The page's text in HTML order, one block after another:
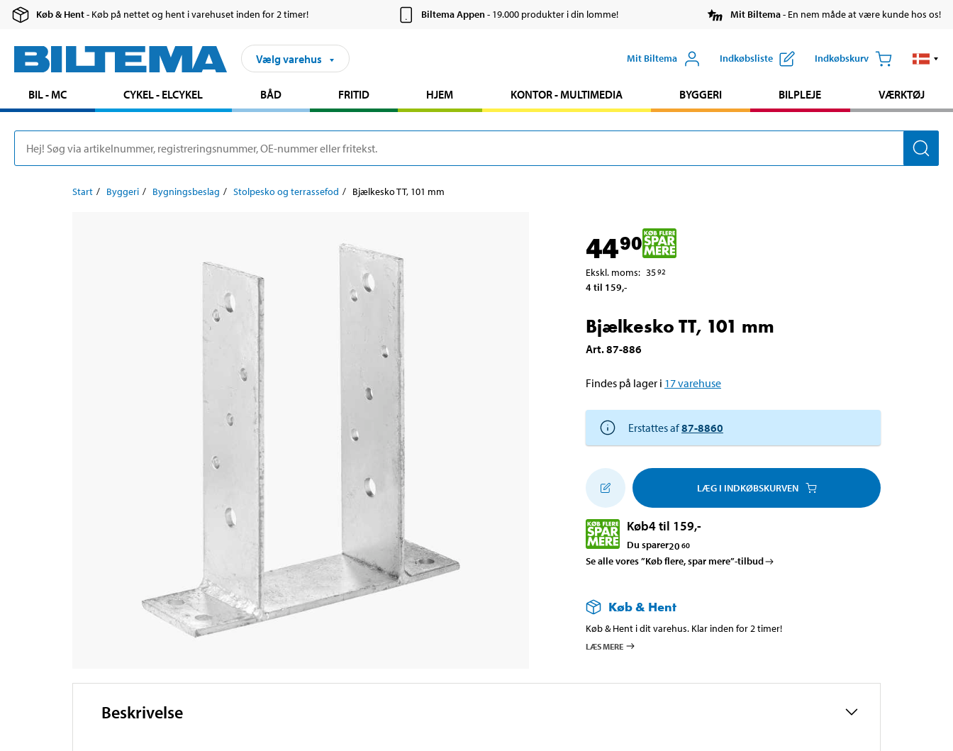
Køb & Hent- Køb på nettet og hent i varehuset inden for 2 timer! Biltema Appen- 19.000 produkter i din lomme! Mit Biltema- En nem måde at være kunde hos os!
Vælg varehus Mit Biltema Indkøbsliste Indkøbskurv
BIL - MC CYKEL - ELCYKEL BÅD FRITID HJEM KONTOR - MULTIMEDIA BYGGERI BILPLEJE VÆRKTØJ
Start Byggeri Bygningsbeslag Stolpesko og terrassefod Bjælkesko TT, 101 mm
4490
Ekskl. moms: 3592
4 til 159,-
Bjælkesko TT, 101 mm
Art.87-886
Findes på lager i 17varehuse
Erstattes af87-8860
LÆG I INDKØBSKURVEN
Køb4 til 159,-
Du sparer20 60
Se alle vores ”Køb flere, spar mere”-tilbud
Køb & Hent
Køb & Hent i dit varehus. Klar inden for 2 timer!
LÆS MERE
Beskrivelse